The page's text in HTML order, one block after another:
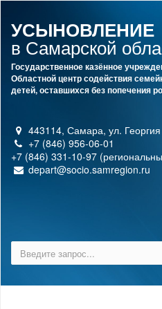
УСЫНОВЛЕНИЕ
в Самарской
Государственное казённое
Областной центр содействия
детей, оставшихся без попечения
443114, Самара, ул.
+7 (846) 956-06-01
+7 (846) 331-10-97
depart@socio.samregion.ru